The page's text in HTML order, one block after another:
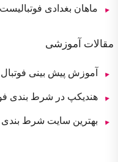
ماهان بغدادی
مقالات آموزشی
آموزش پیش بینی
هندیکپ در شرط بندی
بهترین سایت شرط بندی